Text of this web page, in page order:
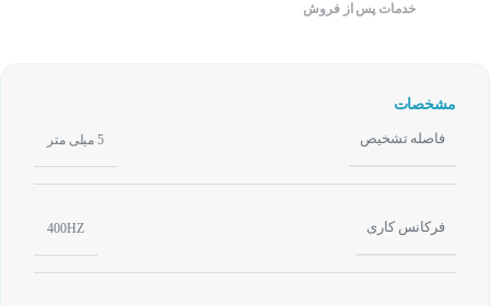
خدمات پس از فروش
مشخصات
فاصله تشخیص 5 میلی متر
فرکانس کاری 400HZ